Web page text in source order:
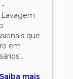
-
Lavagem
que
em
Saiba mais